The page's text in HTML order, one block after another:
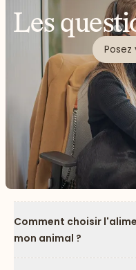
Les
Comment choisir
mon animal ?